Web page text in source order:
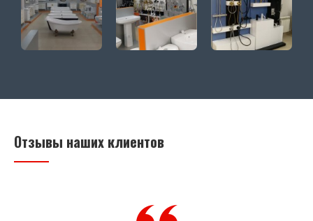
Отзывы наших клиентов